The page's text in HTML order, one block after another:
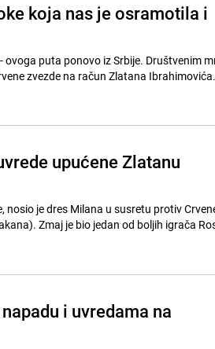
koja nas je osramotila i
puta ponovo iz Srbije. Društvenim
na račun Zlatana Ibrahimovića. // Sve se
upućene Zlatanu
je dres Milana u susretu protiv
Zmaj je bio jedan od boljih igrača
i uvredama na